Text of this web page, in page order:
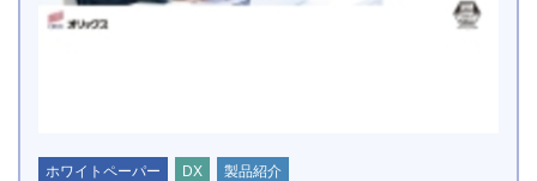
ホワイトペーパー DX 製品紹介